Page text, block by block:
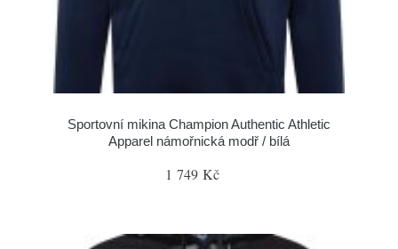
Sportovní mikina Champion Authentic Athletic
Apparel námořnická modř / bílá
1 749 Kč